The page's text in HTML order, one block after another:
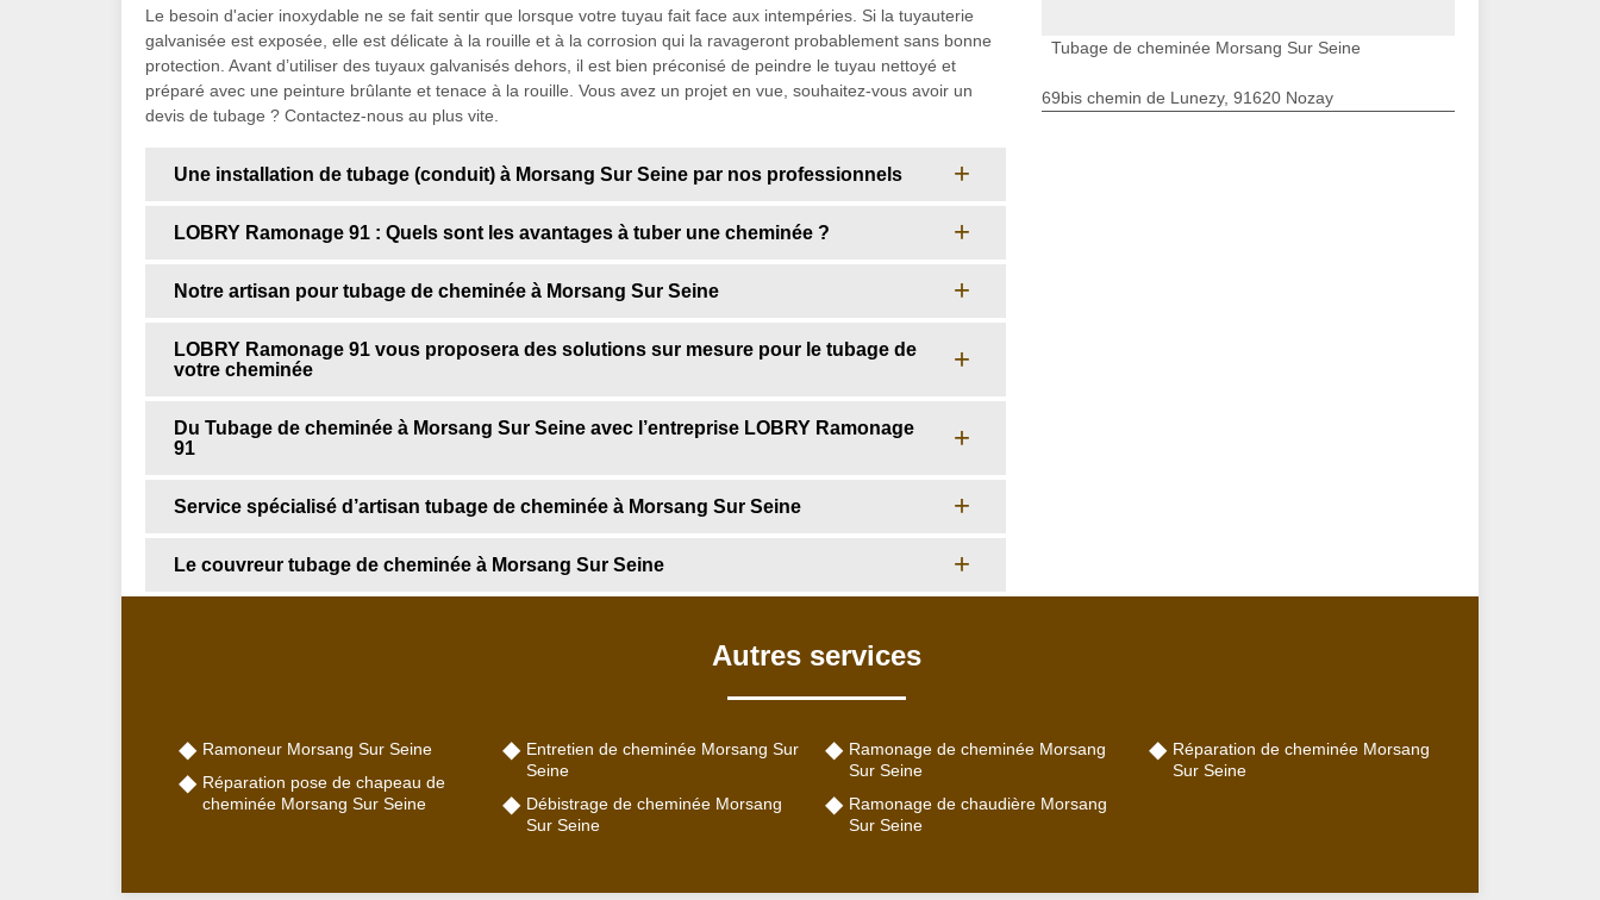
Le besoin d'acier inoxydable ne se fait sentir que lorsque votre tuyau fait face aux intempéries. Si la tuyauterie
galvanisée est exposée, elle est délicate à la rouille et à la corrosion qui la ravageront probablement sans bonne
protection. Avant d’utiliser des tuyaux galvanisés dehors, il est bien préconisé de peindre le tuyau nettoyé et
préparé avec une peinture brûlante et tenace à la rouille. Vous avez un projet en vue, souhaitez-vous avoir un
devis de tubage ? Contactez-nous au plus vite.
Une installation de tubage (conduit) à Morsang Sur Seine par nos professionnels
LOBRY Ramonage 91 : Quels sont les avantages à tuber une cheminée ?
Notre artisan pour tubage de cheminée à Morsang Sur Seine
LOBRY Ramonage 91 vous proposera des solutions sur mesure pour le tubage de
votre cheminée
Du Tubage de cheminée à Morsang Sur Seine avec l’entreprise LOBRY Ramonage
91
Service spécialisé d’artisan tubage de cheminée à Morsang Sur Seine
Le couvreur tubage de cheminée à Morsang Sur Seine
Tubage de cheminée Morsang Sur Seine
69bis chemin de Lunezy, 91620 Nozay
Autres services
Ramoneur Morsang Sur Seine
Réparation pose de chapeau de
cheminée Morsang Sur Seine
Entretien de cheminée Morsang Sur
Seine
Débistrage de cheminée Morsang
Sur Seine
Ramonage de cheminée Morsang
Sur Seine
Ramonage de chaudière Morsang
Sur Seine
Réparation de cheminée Morsang
Sur Seine